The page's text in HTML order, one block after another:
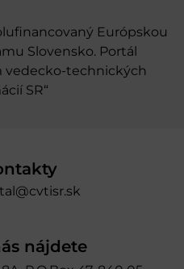
Európskou
Slovensko. Portál
vedecko-technických
SR“
nájdete